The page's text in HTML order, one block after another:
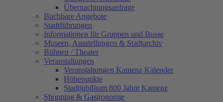
Übernachtungsanfrage
Buchbare Angebote
Stadtführungen
Informationen für Gruppen und Busse
Museen, Ausstellungen & Stadtarchiv
Bühnen / Theater
Veranstaltungen
Veranstaltungen Kamenz Kalender
Höhepunkte
Stadtjubiläum 800 Jahre Kamenz
Shopping & Gastronomie